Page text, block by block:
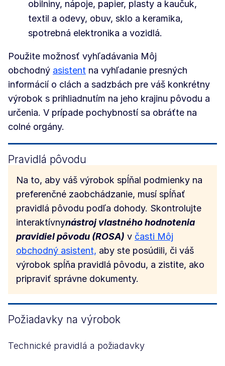
obilniny, nápoje, papier, plasty a kaučuk,
textil a odevy, obuv, sklo a keramika,
spotrebná elektronika a vozidlá.
Použite možnosť vyhľadávania Môj
obchodný asistent na vyhľadanie presných
informácií o clách a sadzbách pre váš konkrétny
výrobok s prihliadnutím na jeho krajinu pôvodu a
určenia. V prípade pochybností sa obráťte na
colné orgány.
Pravidlá pôvodu
Na to, aby váš výrobok spĺňal podmienky na
preferenčné zaobchádzanie, musí spĺňať
pravidlá pôvodu podľa dohody. Skontrolujte
interaktívnynástroj vlastného hodnotenia
pravidiel pôvodu (ROSA) v časti Môj
obchodný asistent, aby ste posúdili, či váš
výrobok spĺňa pravidlá pôvodu, a zistite, ako
pripraviť správne dokumenty.
Požiadavky na výrobok
Technické pravidlá a požiadavky